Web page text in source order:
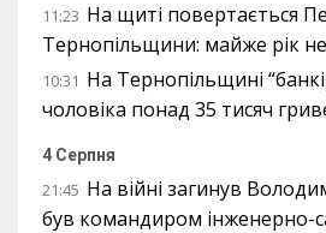
11:23 На щиті повертається
Тернопільщини: майже рік
10:31 На Тернопільщині
чоловіка понад 35 тисяч
4 Серпня
21:45 На війні загинув
був командиром інженерно-